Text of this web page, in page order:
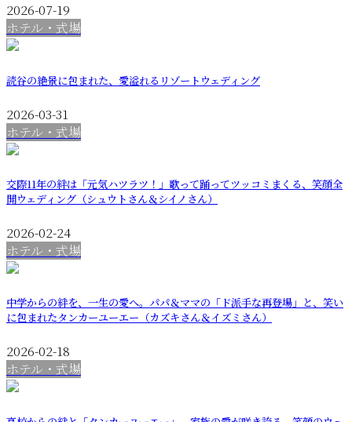
2026-07-19
ホテル・式場
読谷の絶景に包まれた、愛溢れるリゾートウェディング
2026-03-31
ホテル・式場
交際11年の絆は「元気ハツラツ！」歌って踊ってツッコミまくる、笑顔全
開ウェディング（シュウトさん＆シイノさん）
2026-02-24
ホテル・式場
中学からの絆を、一生の愛へ。パパ＆ママの「ド派手な再登場」と、笑い
に包まれたタンカーユーエー（カズキさん＆イズミさん）
2026-02-18
ホテル・式場